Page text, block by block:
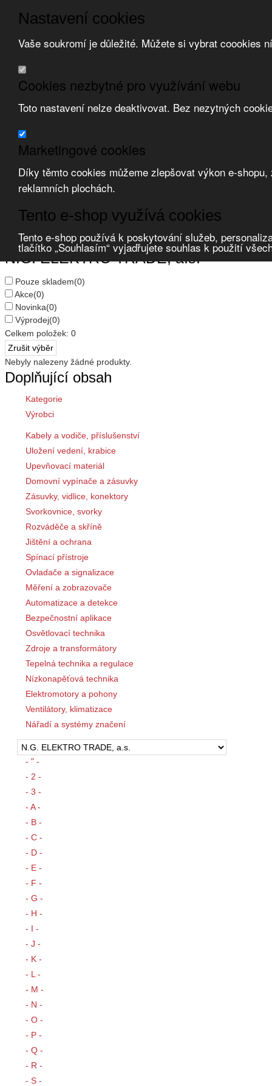
Nastavení cookies
Vaše soukromí je důležité. Můžete si vybrat coookies
Cookies nezbytné pro využívání webu
Toto nastavení nelze deaktivovat. Bez nezytných
Marketingové cookies
Díky těmto cookies můžeme zlepšovat výkon e-
reklamních plochách.
Tento e-shop využívá cookies
Tento e-shop používá k poskytování služeb,
tlačítko „Souhlasím“ vyjadřujete souhlas k použití
Přeskočit na hlavní obsah Přeskočit na doplňující obsah
Obchodní podmínky
Registrace
Zvolte měnu:
Přihlásit uživatele
Úvod N.G. ELEKTRO TRADE, a.s.
N.G. ELEKTRO TRADE, a.s.
Pouze skladem(0)
Akce(0)
Novinka(0)
Výprodej(0)
Celkem položek: 0
Nebyly nalezeny žádné produkty.
Doplňující obsah
Kategorie
Výrobci
Kabely a vodiče, příslušenství
Uložení vedení, krabice
Upevňovací materiál
Domovní vypínače a zásuvky
Zásuvky, vidlice, konektory
Svorkovnice, svorky
Rozváděče a skříně
Jištění a ochrana
Spínací přístroje
Ovladače a signalizace
Měření a zobrazovače
Automatizace a detekce
Bezpečnostní aplikace
Osvětlovací technika
Zdroje a transformátory
Tepelná technika a regulace
Nízkonapěťová technika
Elektromotory a pohony
Ventilátory, klimatizace
Nářadí a systémy značení
- " -
- 2 -
- 3 -
- A -
- B -
- C -
- D -
- E -
- F -
- G -
- H -
- I -
- J -
- K -
- L -
- M -
- N -
- O -
- P -
- Q -
- R -
- S -